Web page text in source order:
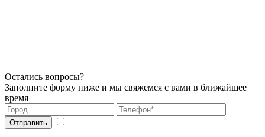
Остались вопросы?
Заполните форму ниже и мы свяжемся с вами в ближайшее
время